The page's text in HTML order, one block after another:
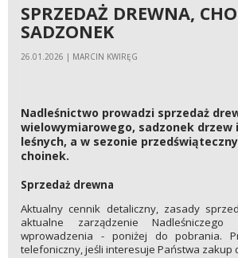
SPRZEDAŻ DREWNA,
SADZONEK
26.01.2026 | MARCIN KWIRĘG
Nadleśnictwo prowadzi sprzedaż
wielowymiarowego, sadzonek drzew
leśnych, a w sezonie
choinek.
Sprzedaż drewna
Aktualny cennik detaliczny, zasady
aktualne zarządzenie
wprowadzenia - poniżej do pobrania.
telefoniczny, jeśli interesuje Państwa zakup